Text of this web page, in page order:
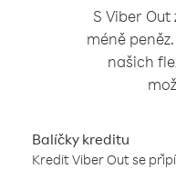
S Viber Out
méně
našich
Balíčky kreditu
Kredit Viber Out se